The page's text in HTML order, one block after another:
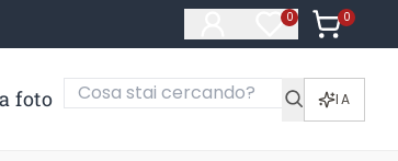
0
Articoli nella
0
Articoli
foto IA